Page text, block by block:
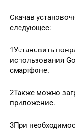
Скачав
следующее:
1Установить
использования
смартфоне.
2Также можно
приложение.
3При